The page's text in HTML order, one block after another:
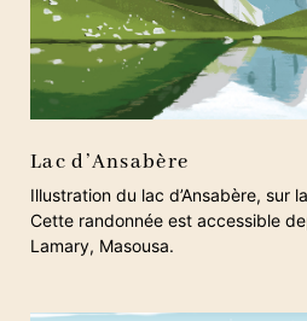
Lac d’Ansabère
Illustration du lac d’Ansabère, sur
Cette randonnée est accessible
Lamary, Masousa.